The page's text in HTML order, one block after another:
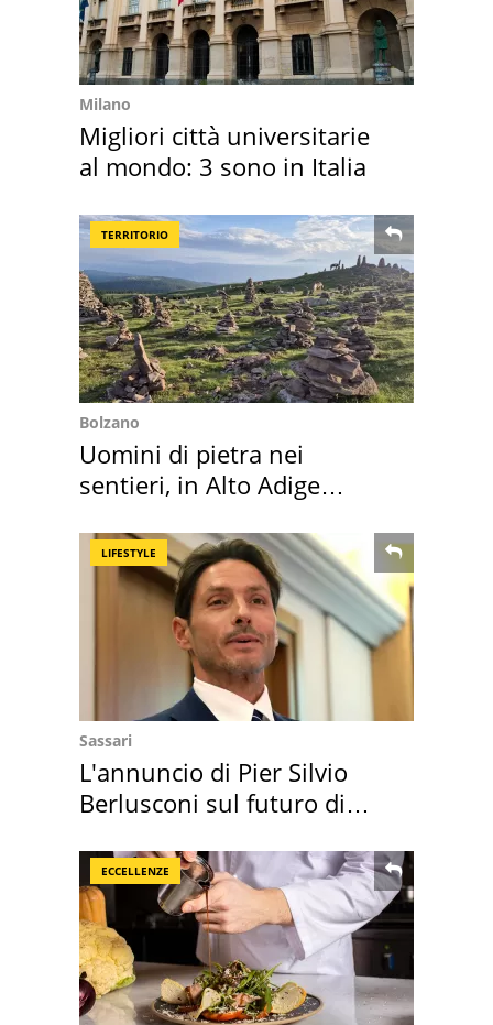
Milano
Migliori città universitarie
al mondo: 3 sono in Italia
TERRITORIO
Bolzano
Uomini di pietra nei
sentieri, in Alto Adige
LIFESTYLE
Sassari
L'annuncio di Pier Silvio
Berlusconi sul futuro di
ECCELLENZE